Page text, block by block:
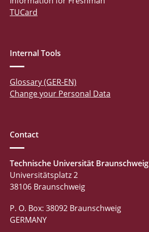
TUCard
Internal Tools
Glossary (GER-EN)
Change your Personal Data
Contact
Technische Universität Braunschweig
Universitätsplatz 2
38106 Braunschweig
P. O. Box: 38092 Braunschweig
GERMANY